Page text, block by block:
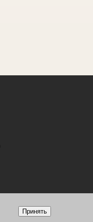
Быстро с 1С-Битрикс
Принять